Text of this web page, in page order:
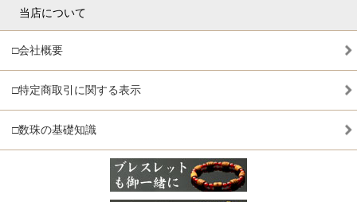
当店について
□会社概要
□特定商取引に関する表示
□数珠の基礎知識